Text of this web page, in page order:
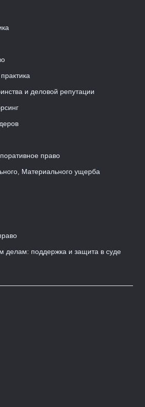
и деловой репутации
право
Материального ущерба
делам: поддержка и защита в суде